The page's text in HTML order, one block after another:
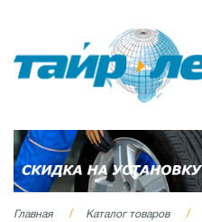
Главная Каталог товаров